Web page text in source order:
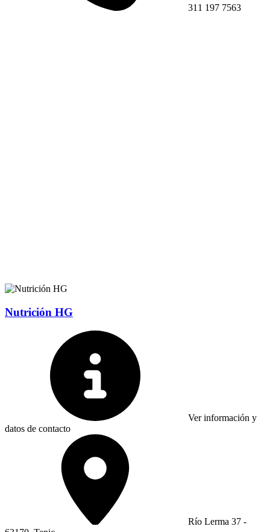
311 197 7563
Nutrición HG
Ver información y
datos de contacto
Río Lerma 37 -